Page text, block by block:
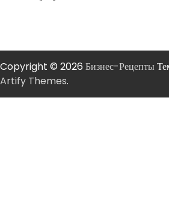
Copyright © 2026 Бизнес-Рецепты
Artify Themes.